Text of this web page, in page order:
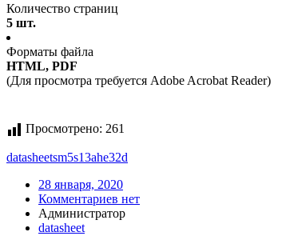
Количество страниц
5 шт.
Форматы файла
HTML, PDF
(Для просмотра требуется Adobe Acrobat Reader)
Просмотрено: 261
datasheetsm5s13ahe32d
28 января, 2020
Комментариев нет
Администратор
datasheet